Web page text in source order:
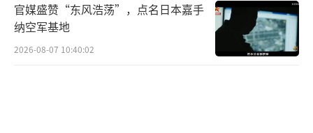
官媒盛赞“东风浩荡”，点名日本嘉手
纳空军基地
2026-08-07 10:40:02